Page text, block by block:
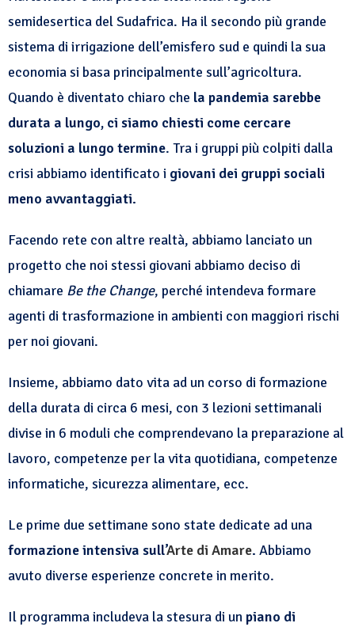
semidesertica del Sudafrica. Ha il secondo più grande
sistema di irrigazione dell’emisfero sud e quindi la sua
economia si basa principalmente sull’agricoltura.
Quando è diventato chiaro che la pandemia sarebbe
durata a lungo, ci siamo chiesti come cercare
soluzioni a lungo termine. Tra i gruppi più colpiti dalla
crisi abbiamo identificato i giovani dei gruppi sociali
meno avvantaggiati.
Facendo rete con altre realtà, abbiamo lanciato un
progetto che noi stessi giovani abbiamo deciso di
chiamare Be the Change, perché intendeva formare
agenti di trasformazione in ambienti con maggiori rischi
per noi giovani.
Insieme, abbiamo dato vita ad un corso di formazione
della durata di circa 6 mesi, con 3 lezioni settimanali
divise in 6 moduli che comprendevano la preparazione al
lavoro, competenze per la vita quotidiana, competenze
informatiche, sicurezza alimentare, ecc.
Le prime due settimane sono state dedicate ad una
formazione intensiva sull’Arte di Amare. Abbiamo
avuto diverse esperienze concrete in merito.
Il programma includeva la stesura di un piano di